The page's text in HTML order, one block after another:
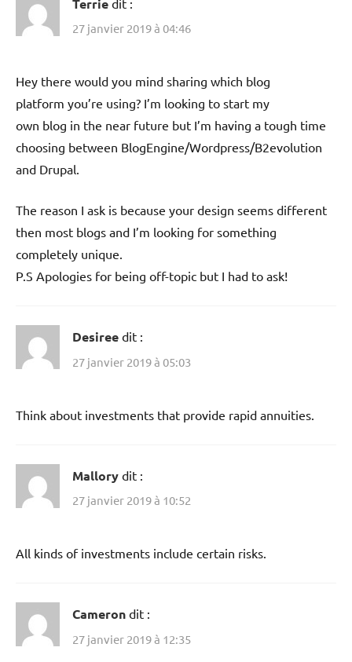
Terrie
27 janvier 2019 à 04:46
Hey there would you mind sharing which blog
platform you’re using? I’m looking to start my
own blog in the near future but I’m having a tough time
choosing between BlogEngine/Wordpress/B2evolution
and Drupal.
The reason I ask is because your design seems different
then most blogs and I’m looking for something
completely unique.
P.S Apologies for being off-topic but I had to ask!
Desiree dit :
27 janvier 2019 à 05:03
Think about investments that provide rapid annuities.
Mallory dit :
27 janvier 2019 à 10:52
All kinds of investments include certain risks.
Cameron dit :
27 janvier 2019 à 12:35